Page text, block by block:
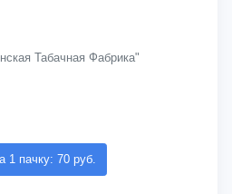
Табачная Фабрика"
1 пачку: 70 руб.